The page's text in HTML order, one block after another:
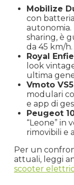
Mobilize
con
autonomia.
sharing, è
da 45 km/h.
Royal
look
ultima
Vmoto
modulari
e app di
Peugeot
“Leone” in
rimovibili e
Per un
attuali, leggi
scooter